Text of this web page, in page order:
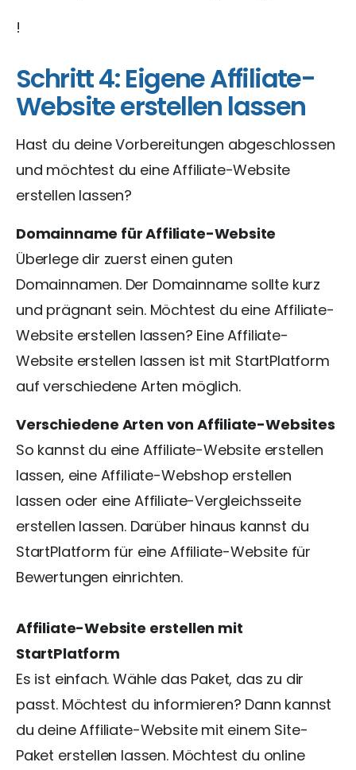
!
Schritt 4: Eigene Affiliate-
Website erstellen lassen
Hast du deine Vorbereitungen abgeschlossen
und möchtest du eine Affiliate-Website
erstellen lassen?
Domainname für Affiliate-Website
Überlege dir zuerst einen guten
Domainnamen. Der Domainname sollte kurz
und prägnant sein. Möchtest du eine Affiliate-
Website erstellen lassen? Eine Affiliate-
Website erstellen lassen ist mit StartPlatform
auf verschiedene Arten möglich.
Verschiedene Arten von Affiliate-Websites
So kannst du eine Affiliate-Website erstellen
lassen, eine Affiliate-Webshop erstellen
lassen oder eine Affiliate-Vergleichsseite
erstellen lassen. Darüber hinaus kannst du
StartPlatform für eine Affiliate-Website für
Bewertungen einrichten.
Affiliate-Website erstellen mit
StartPlatform
Es ist einfach. Wähle das Paket, das zu dir
passt. Möchtest du informieren? Dann kannst
du deine Affiliate-Website mit einem Site-
Paket erstellen lassen. Möchtest du online